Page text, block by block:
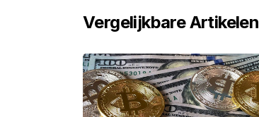
Vergelijkbare Artikelen